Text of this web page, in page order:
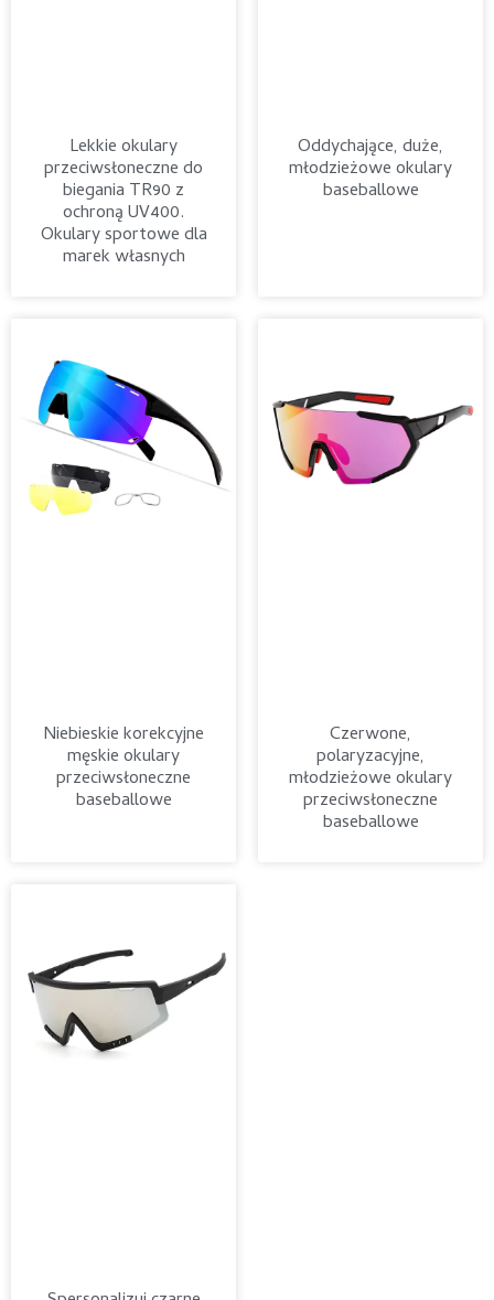
Lekkie okulary
przeciwsłoneczne do
biegania TR90 z
ochroną UV400.
Okulary sportowe dla
marek własnych
Oddychające, duże,
młodzieżowe okulary
baseballowe
Niebieskie korekcyjne
męskie okulary
przeciwsłoneczne
baseballowe
Czerwone,
polaryzacyjne,
młodzieżowe okulary
przeciwsłoneczne
baseballowe